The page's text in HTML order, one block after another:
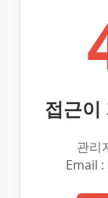
접근이
관리
Email